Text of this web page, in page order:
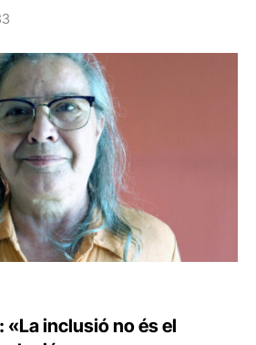
«La inclusió no és el